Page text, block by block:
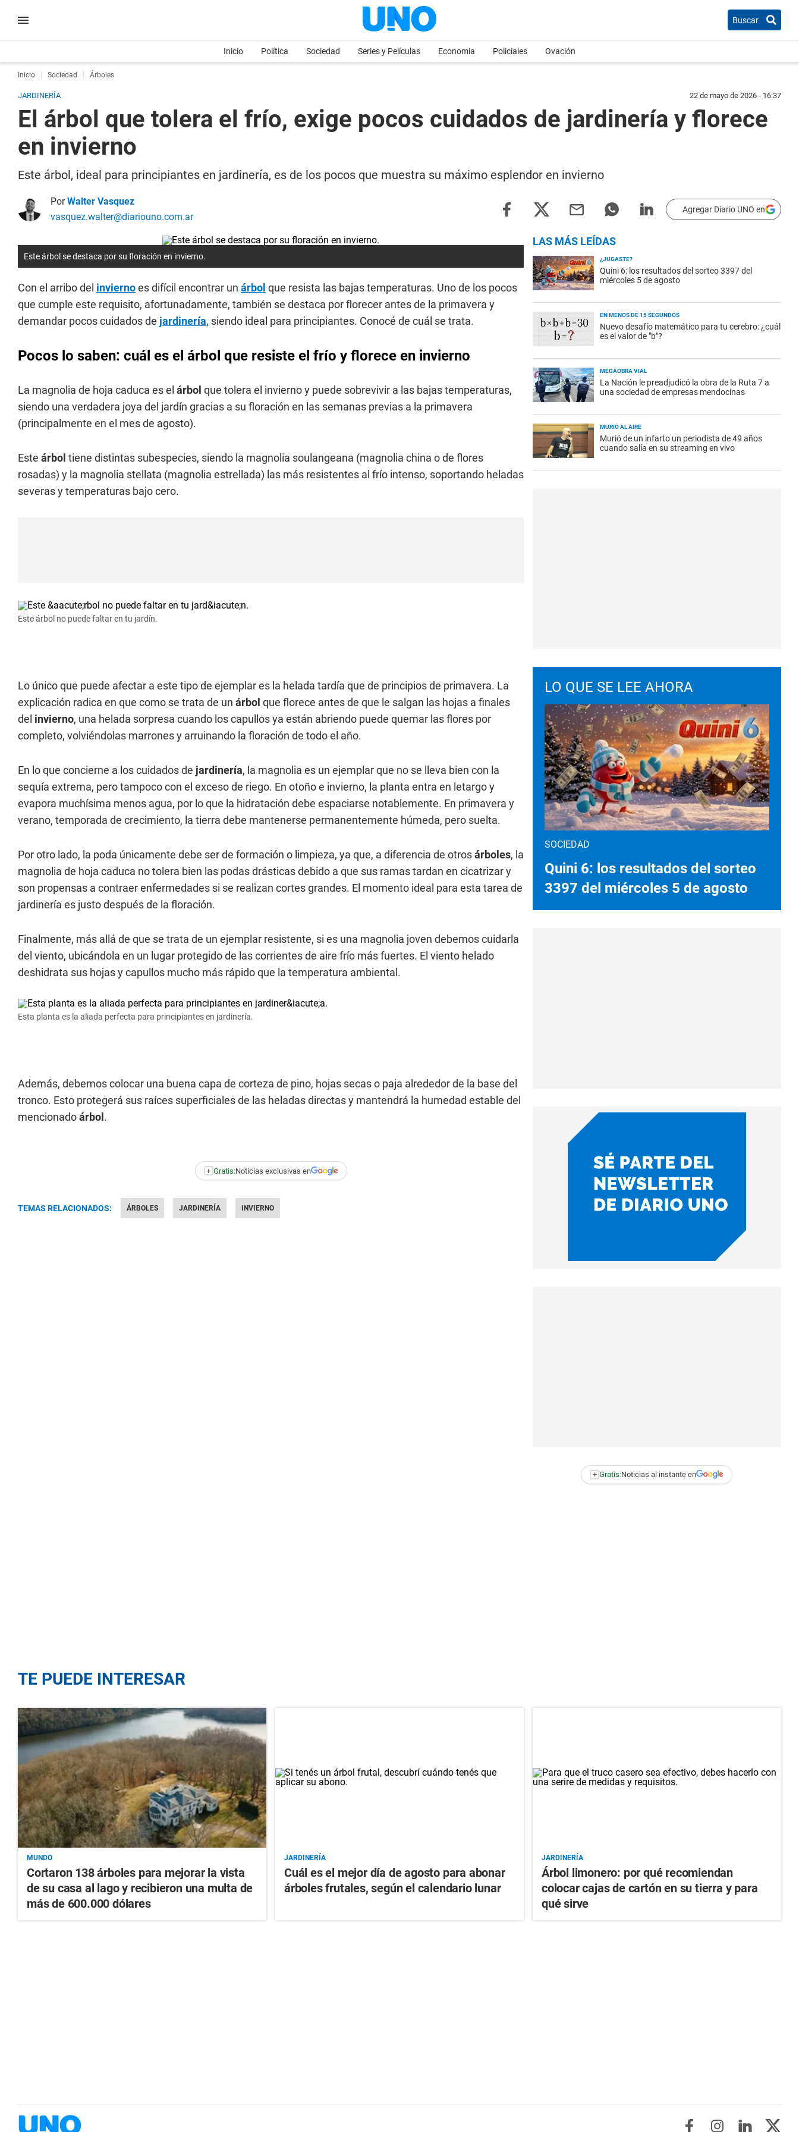
Buscar
Inicio Política Sociedad Series y Películas Economia Policiales Ovación
Inicio Sociedad Árboles
JARDINERÍA 22 de mayo de 2026 - 16:37
El árbol que tolera el frío, exige pocos cuidados de jardinería y florece
en invierno
Este árbol, ideal para principiantes en jardinería, es de los pocos que muestra su máximo esplendor en invierno
PorWalter Vasquez
vasquez.walter@diariouno.com.ar
Agregar Diario UNO en
Este árbol se destaca por su floración en invierno.
Con el arribo del inviernoes difícil encontrar un árbol que resista las bajas temperaturas. Uno de los pocos
que cumple este requisito, afortunadamente, también se destaca por florecer antes de la primavera y
demandar pocos cuidados de jardinería, siendo ideal para principiantes. Conocé de cuál se trata.
Pocos lo saben: cuál es el árbol que resiste el frío y florece en invierno
La magnolia de hoja caduca es el árbol que tolera el invierno y puede sobrevivir a las bajas temperaturas,
siendo una verdadera joya del jardín gracias a su floración en las semanas previas a la primavera
(principalmente en el mes de agosto).
Este árbol tiene distintas subespecies, siendo la magnolia soulangeana (magnolia china o de flores
rosadas) y la magnolia stellata (magnolia estrellada) las más resistentes al frío intenso, soportando heladas
severas y temperaturas bajo cero.
Este árbol no puede faltar en tu jardín.
Lo único que puede afectar a este tipo de ejemplar es la helada tardía que de principios de primavera. La
explicación radica en que como se trata de un árbol que florece antes de que le salgan las hojas a finales
del invierno, una helada sorpresa cuando los capullos ya están abriendo puede quemar las flores por
completo, volviéndolas marrones y arruinando la floración de todo el año.
En lo que concierne a los cuidados de jardinería, la magnolia es un ejemplar que no se lleva bien con la
sequía extrema, pero tampoco con el exceso de riego. En otoño e invierno, la planta entra en letargo y
evapora muchísima menos agua, por lo que la hidratación debe espaciarse notablemente. En primavera y
verano, temporada de crecimiento, la tierra debe mantenerse permanentemente húmeda, pero suelta.
Por otro lado, la poda únicamente debe ser de formación o limpieza, ya que, a diferencia de otrosárboles, la
magnolia de hoja caduca no tolera bien las podas drásticas debido a que sus ramas tardan en cicatrizar y
son propensas a contraer enfermedades si se realizan cortes grandes. El momento ideal para esta tarea de
jardinería es justo después de la floración.
Finalmente, más allá de que se trata de un ejemplar resistente, si es una magnolia joven debemos cuidarla
del viento, ubicándola en un lugar protegido de las corrientes de aire frío más fuertes. El viento helado
deshidrata sus hojas y capullos mucho más rápido que la temperatura ambiental.
Esta planta es la aliada perfecta para principiantes en jardinería.
Además, debemos colocar una buena capa de corteza de pino, hojas secas o paja alrededor de la base del
tronco. Esto protegerá sus raíces superficiales de las heladas directas y mantendrá la humedad estable del
mencionadoárbol .
+ Gratis:Noticias exclusivas en
TEMAS RELACIONADOS: ÁRBOLES JARDINERÍA INVIERNO
LAS MÁS LEÍDAS
¿JUGASTE?
Quini 6: los resultados del sorteo 3397 del
miércoles 5 de agosto
EN MENOS DE 15 SEGUNDOS
Nuevo desafío matemático para tu cerebro: ¿cuál
es el valor de "b"?
MEGAOBRA VIAL
La Nación le preadjudicó la obra de la Ruta 7 a
una sociedad de empresas mendocinas
MURIÓ AL AIRE
Murió de un infarto un periodista de 49 años
cuando salía en su streaming en vivo
LO QUE SE LEE AHORA
SOCIEDAD
Quini 6: los resultados del sorteo
3397 del miércoles 5 de agosto
+ Gratis:Noticias al instante en
TE PUEDE INTERESAR
MUNDO
Cortaron 138 árboles para mejorar la vista
de su casa al lago y recibieron una multa de
más de 600.000 dólares
JARDINERÍA
Cuál es el mejor día de agosto para abonar
árboles frutales, según el calendario lunar
JARDINERÍA
Árbol limonero: por qué recomiendan
colocar cajas de cartón en su tierra y para
qué sirve